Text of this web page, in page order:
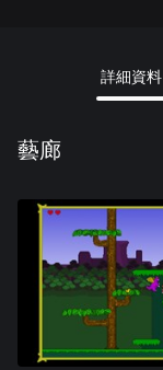
詳細資料
藝廊